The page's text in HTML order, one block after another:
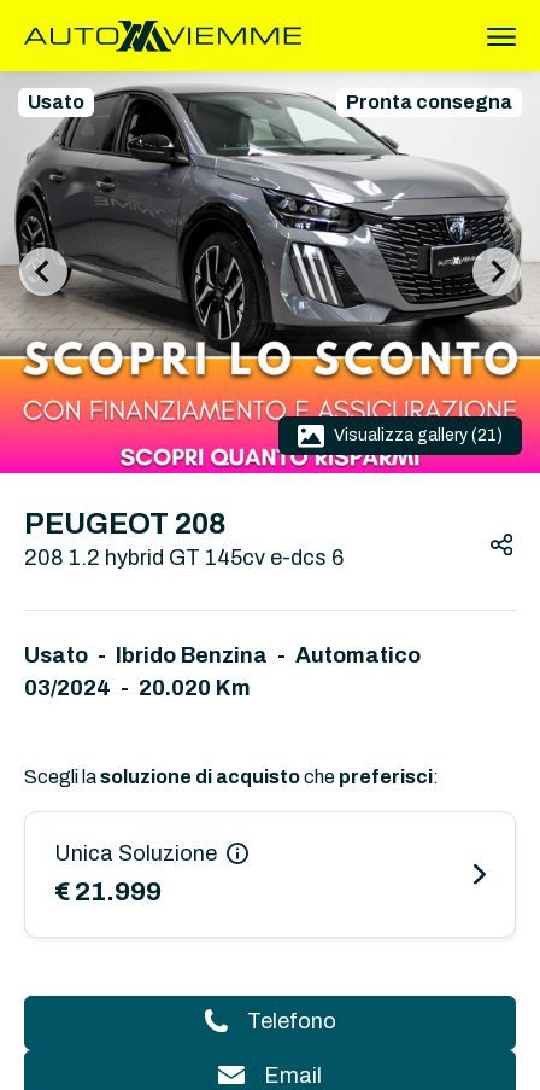
Usato Pronta consegna
Visualizza gallery (21)
PEUGEOT 208
208 1.2 hybrid GT 145cv e-dcs 6
Usato - Ibrido Benzina - Automatico
03/2024 - 20.020 Km
Scegli lasoluzione di acquistoche preferisci:
Unica Soluzione
€ 21.999
Telefono
Email